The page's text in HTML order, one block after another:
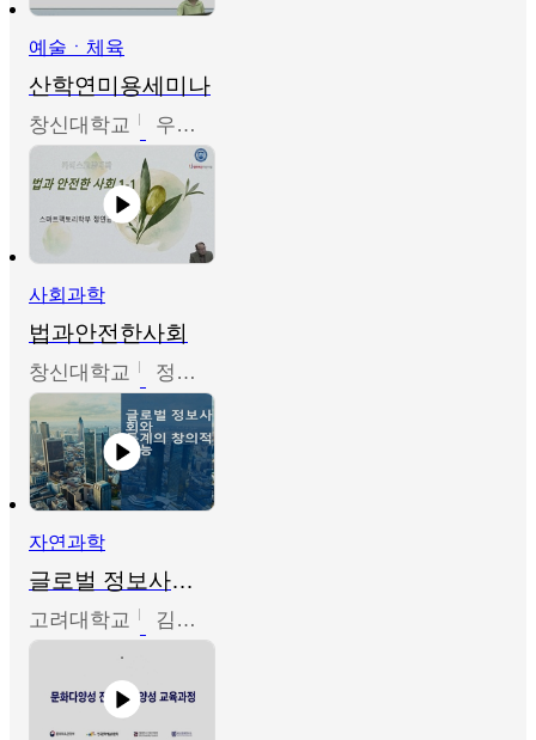
예술ㆍ체육
산학연미용세미나
창신대학교 우미옥,오윤경,박선이
사회과학
법과안전한사회
창신대학교 정연균
자연과학
글로벌 정보사회와 통계의 창의적 기능
고려대학교 김희영